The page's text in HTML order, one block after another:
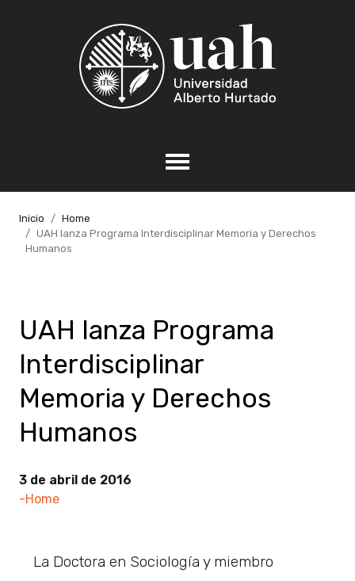
Inicio
Home
UAH lanza Programa Interdisciplinar Memoria y Derechos
Humanos
UAH lanza Programa
Interdisciplinar
Memoria y Derechos
Humanos
3 de abril de 2016
-Home
La Doctora en Sociología y miembro